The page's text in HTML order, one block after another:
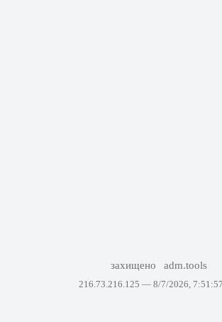
захищено adm.tools
216.73.216.125 — 8/7/2026,